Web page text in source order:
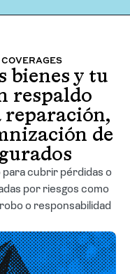
bienes y tu
respaldo
reparación,
de
para cubrir pérdidas o
por riesgos como
o responsabilidad